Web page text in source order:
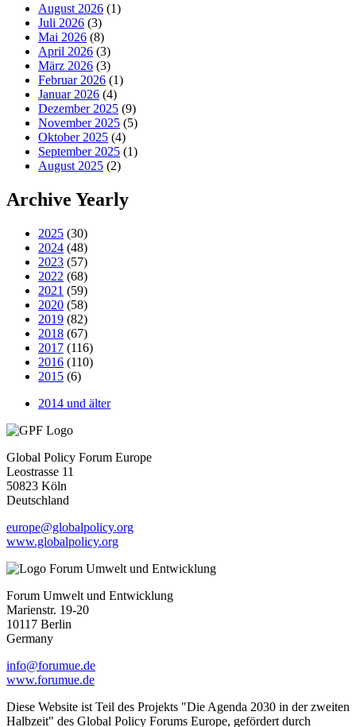
August 2026 (1)
Juli 2026 (3)
Mai 2026 (8)
April 2026 (3)
März 2026 (3)
Februar 2026 (1)
Januar 2026 (4)
Dezember 2025 (9)
November 2025 (5)
Oktober 2025 (4)
September 2025 (1)
August 2025 (2)
Archive Yearly
2025 (30)
2024 (48)
2023 (57)
2022 (68)
2021 (59)
2020 (58)
2019 (82)
2018 (67)
2017 (116)
2016 (110)
2015 (6)
2014 und älter
Global Policy Forum Europe
Leostrasse 11
50823 Köln
Deutschland
europe@globalpolicy.org
www.globalpolicy.org
Forum Umwelt und Entwicklung
Marienstr. 19-20
10117 Berlin
Germany
info@forumue.de
www.forumue.de
Diese Website ist Teil des Projekts "Die Agenda 2030 in der zweiten
Halbzeit" des Global Policy Forums Europe, gefördert durch